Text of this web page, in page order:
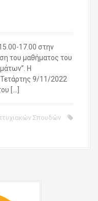
17.00 στην
του μαθήματος του
Η
9/11/2022
[…]
Σπουδών